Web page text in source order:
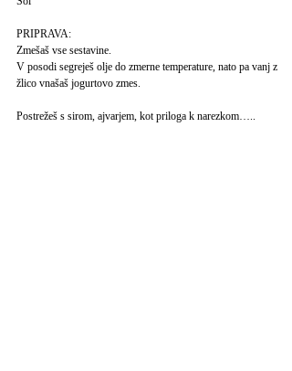
PRIPRAVA:
Zmešaš vse sestavine.
V posodi segreješ olje do zmerne temperature, nato pa vanj z
žlico vnašaš jogurtovo zmes.
Postrežeš s sirom, ajvarjem, kot priloga k narezkom…..